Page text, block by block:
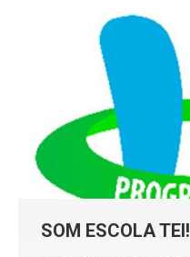
SOM ESCOLA TEI!